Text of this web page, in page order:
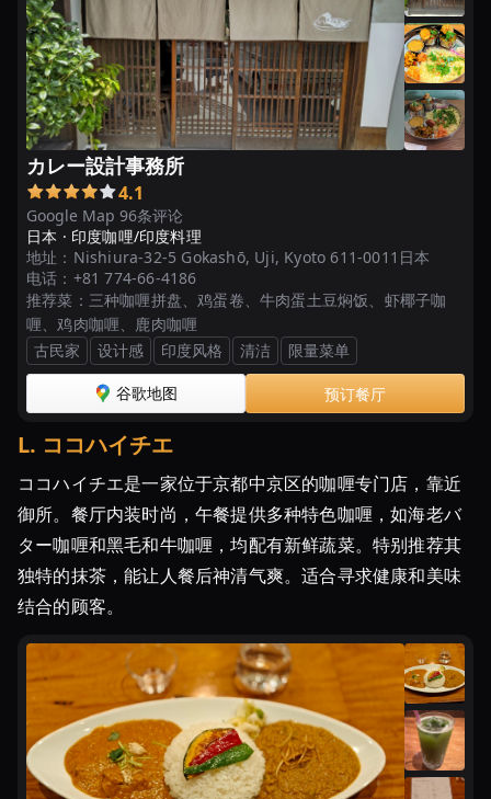
カレー設計事務所
Google Map 96条评论
4.1
日本 · 印度咖哩/印度料理
地址： Nishiura-32-5 Gokashō, Uji, Kyoto 611-0011日本
电话： +81 774-66-4186
推荐菜： 三种咖喱拼盘、鸡蛋卷、牛肉蛋土豆焖饭、虾椰子咖
喱、鸡肉咖喱、鹿肉咖喱
古民家
设计感 印度风格 清洁 限量菜单
谷歌地图 预订餐厅
L. ココハイチエ
ココハイチエ是一家位于京都中京区的咖喱专门店，靠近
御所。餐厅内装时尚，午餐提供多种特色咖喱，如海老バ
ター咖喱和黑毛和牛咖喱，均配有新鲜蔬菜。特别推荐其
独特的抹茶，能让人餐后神清气爽。适合寻求健康和美味
结合的顾客。